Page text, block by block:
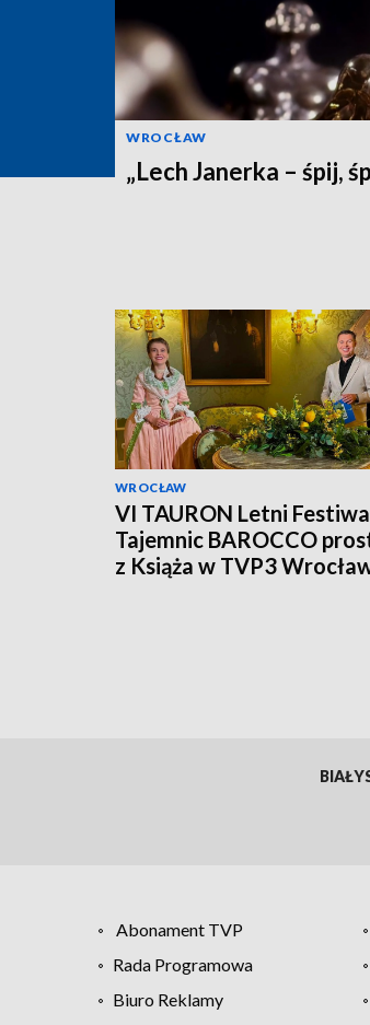
WROCŁAW
„Lech Janerka – śpij,
WROCŁAW
VI TAURON Letni Festiwal
Tajemnic BAROCCO
z Książa w TVP3
Abonament TVP
Rada Programowa
Biuro Reklamy